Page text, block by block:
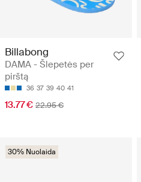
Billabong
DAMA - Šlepetės per
pirštą
36 37 39 40 41
13.77 € 22.95 €
30% Nuolaida